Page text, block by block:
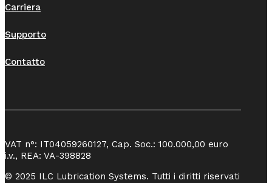
Carriera
Supporto
Contatto
VAT n°: IT04059260127, Cap. Soc.: 100.000,00 euro
i.v., REA: VA-398828
© 2025 ILC Lubrication Systems. Tutti i diritti riservati